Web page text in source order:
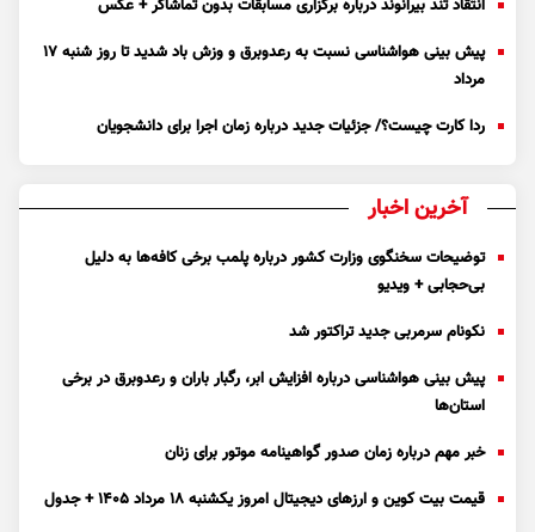
انتقاد تند بیرانوند درباره برگزاری مسابقات بدون تماشاگر + عکس
پیش بینی هواشناسی نسبت به رعدوبرق و وزش باد شدید تا روز شنبه ۱۷
مرداد
ردا کارت چیست؟/ جزئیات جدید درباره زمان اجرا برای دانشجویان
آخرین اخبار
توضیحات سخنگوی وزارت کشور درباره پلمب برخی کافه‌ها به دلیل
بی‌حجابی + ویدیو
نکونام سرمربی جدید تراکتور شد
پیش بینی هواشناسی درباره افزایش ابر، رگبار باران و رعدوبرق در برخی
استان‌ها
خبر مهم درباره زمان صدور گواهینامه موتور برای زنان
قیمت بیت کوین و ارز‌های دیجیتال امروز یکشنبه ۱۸ مرداد ۱۴۰۵ + جدول